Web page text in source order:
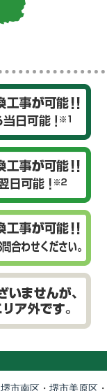
堺市南区 ・ 堺市美原区 ・